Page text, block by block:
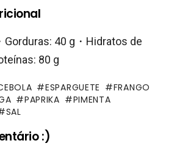
Gorduras: 40 g・Hidratos de
80 g
ESPARGUETE
FRANGO
PAPRIKA
PIMENTA
SAL
:)